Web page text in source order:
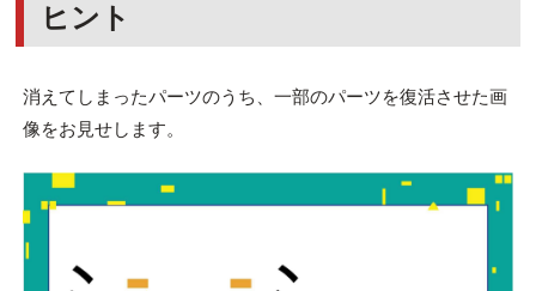
ヒント
消えてしまったパーツのうち、一部のパーツを復活させた画
像をお見せします。